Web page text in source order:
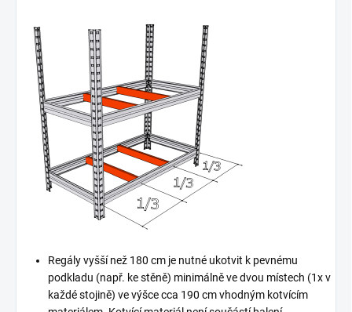
Regály vyšší než 180 cm je nutné ukotvit k pevnému
podkladu (např. ke stěně) minimálně ve dvou místech (1x v
každé stojině) ve výšce cca 190 cm vhodným kotvícím